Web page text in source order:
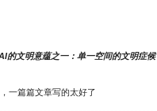
的文明意蕴之一：单一空间的文明症候
一篇篇文章写的太好了